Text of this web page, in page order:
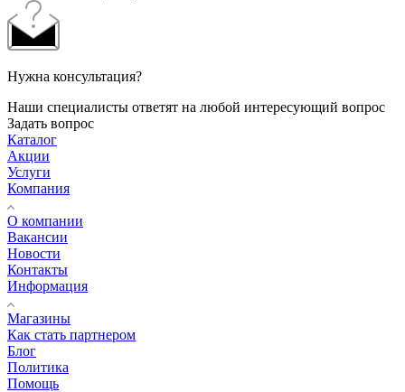
Нужна консультация?
Наши специалисты ответят на любой интересующий вопрос
Задать вопрос
Каталог
Акции
Услуги
Компания
О компании
Вакансии
Новости
Контакты
Информация
Магазины
Как стать партнером
Блог
Политика
Помощь